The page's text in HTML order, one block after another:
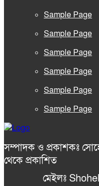
Sample Page
Sample Page
Sample Page
Sample Page
Sample Page
Sample Page
সম্পাদক ও প্রকাশকঃ
থেকে প্রকাশিত
মেইলঃ